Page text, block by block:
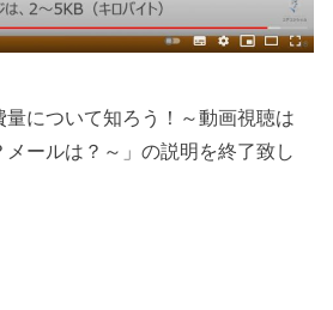
について知ろう！～動画視聴は
ールは？～」の説明を終了致し